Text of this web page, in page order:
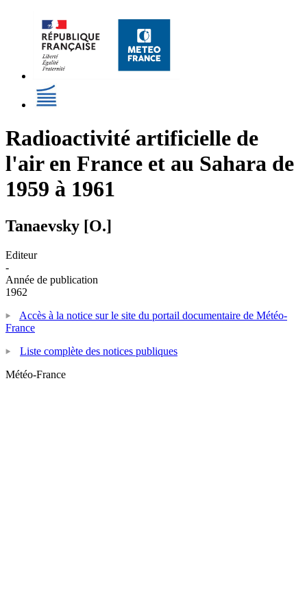
Radioactivité artificielle de
l'air en France et au Sahara de
1959 à 1961
Tanaevsky [O.]
Editeur
-
Année de publication
1962
Accès à la notice sur le site du portail documentaire de Météo-
France
Liste complète des notices publiques
Météo-France